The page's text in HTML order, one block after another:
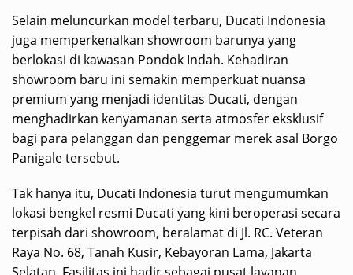
Selain meluncurkan model terbaru, Ducati Indonesia
juga memperkenalkan showroom barunya yang
berlokasi di kawasan Pondok Indah. Kehadiran
showroom baru ini semakin memperkuat nuansa
premium yang menjadi identitas Ducati, dengan
menghadirkan kenyamanan serta atmosfer eksklusif
bagi para pelanggan dan penggemar merek asal Borgo
Panigale tersebut.
Tak hanya itu, Ducati Indonesia turut mengumumkan
lokasi bengkel resmi Ducati yang kini beroperasi secara
terpisah dari showroom, beralamat di Jl. RC. Veteran
Raya No. 68, Tanah Kusir, Kebayoran Lama, Jakarta